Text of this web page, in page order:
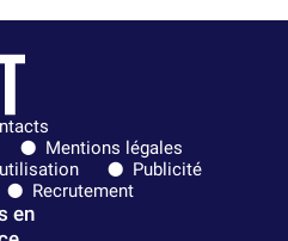
Mentions légales
Publicité
Recrutement
en